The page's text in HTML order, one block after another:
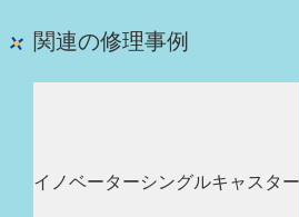
関連の修理事例